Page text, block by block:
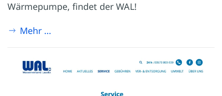
Wärmepumpe, findet der WAL!
Mehr …